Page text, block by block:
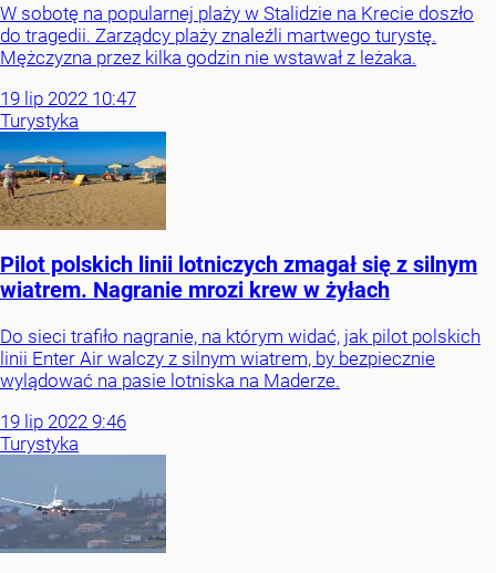
W sobotę na popularnej plaży w Stalidzie na Krecie doszło
do tragedii. Zarządcy plaży znaleźli martwego turystę.
Mężczyzna przez kilka godzin nie wstawał z leżaka.
19 lip 2022 10:47
Turystyka
Pilot polskich linii lotniczych zmagał się z silnym
wiatrem. Nagranie mrozi krew w żyłach
Do sieci trafiło nagranie, na którym widać, jak pilot polskich
linii Enter Air walczy z silnym wiatrem, by bezpiecznie
wylądować na pasie lotniska na Maderze.
19 lip 2022 9:46
Turystyka